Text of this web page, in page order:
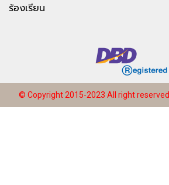
ร้องเรียน
© Copyright 2015-2023 All right reserved.